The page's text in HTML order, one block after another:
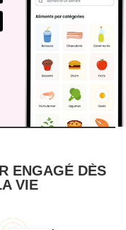
ENGAGÉ DÈS
VIE